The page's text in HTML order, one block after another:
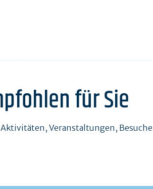
für Sie
Veranstaltungen, Besuche